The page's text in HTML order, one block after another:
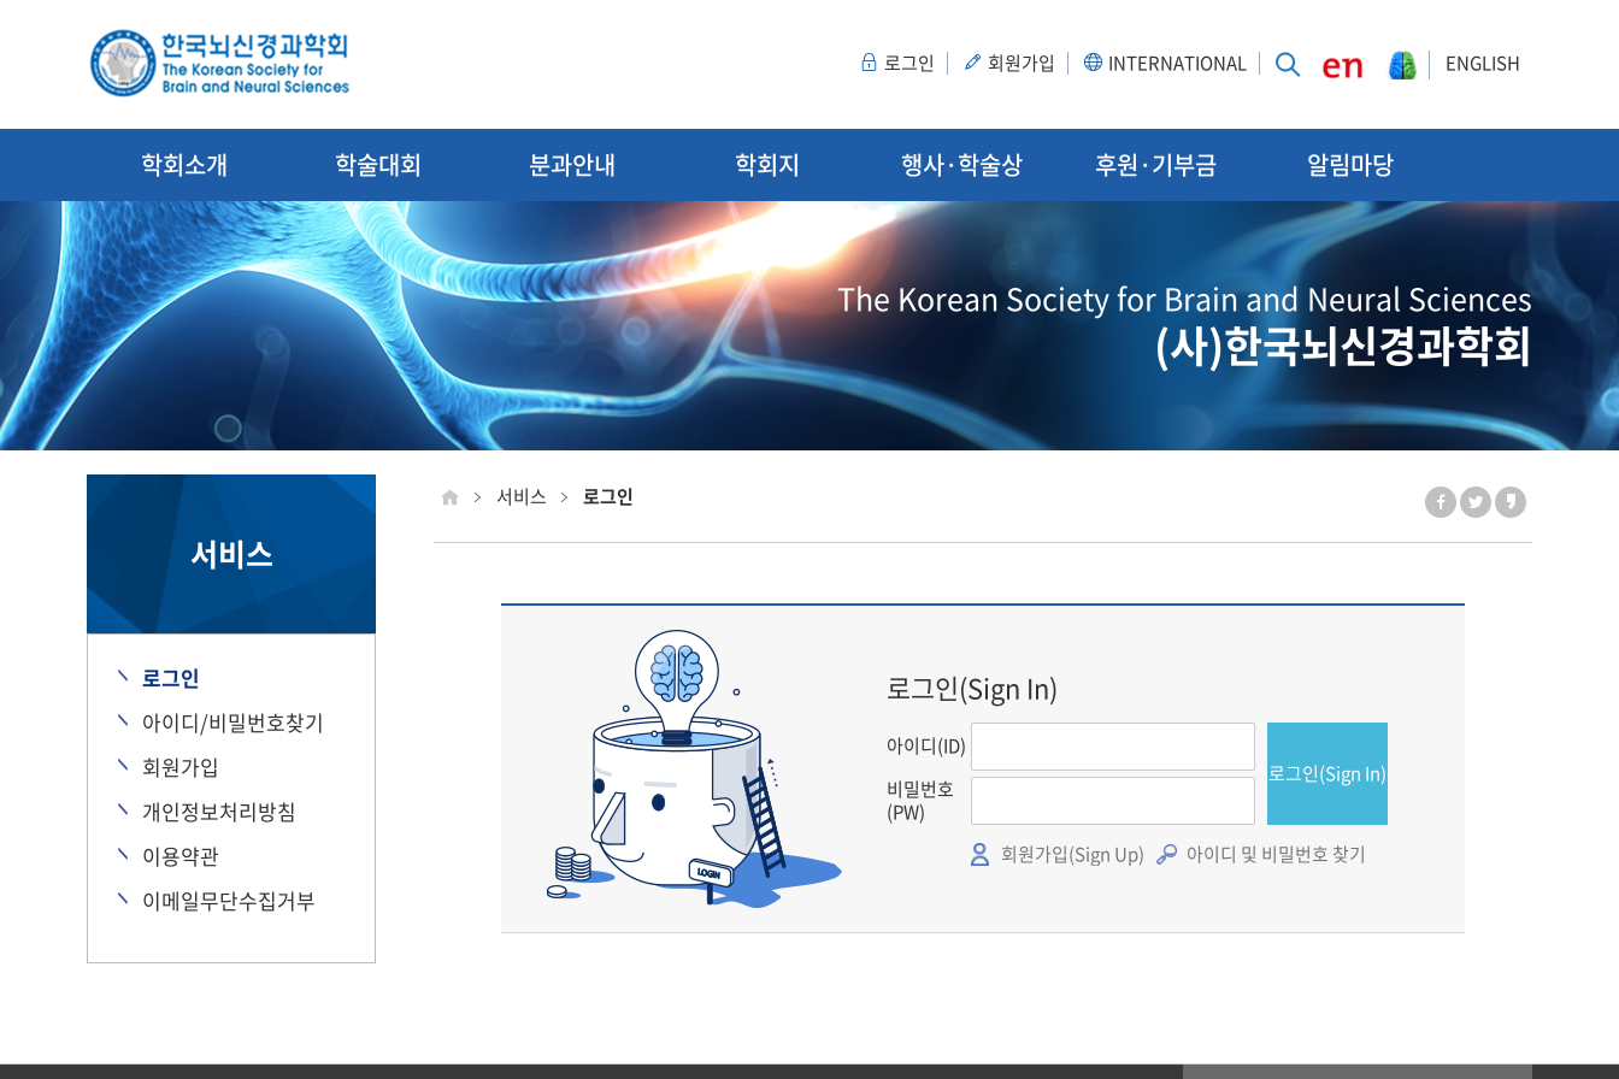
로그인 회원가입 INTERNATIONAL ENGLISH
학회소개 학술대회 분과안내 학회지 행사·학술상 후원·기부금 알림마당
The Korean Society for Brain and Neural Sciences
(사)한국뇌신경과학회
서비스
로그인
아이디/비밀번호찾기
회원가입
개인정보처리방침
이용약관
이메일무단수집거부
서비스 로그인
로그인(Sign In)
아이디(ID)
비밀번호
(PW)
로그인(Sign In)
회원가입(Sign Up) 아이디 및 비밀번호 찾기